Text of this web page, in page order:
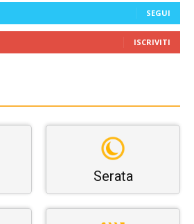
SEGUI
ISCRIVITI
Serata